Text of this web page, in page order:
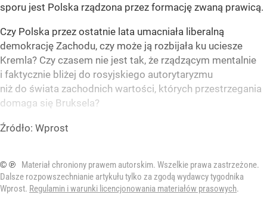
sporu jest Polska rządzona przez formację zwaną prawicą.
Czy Polska przez ostatnie lata umacniała liberalną
demokrację Zachodu, czy może ją rozbijała ku uciesze
Kremla? Czy czasem nie jest tak, że rządzącym mentalnie
i faktycznie bliżej do rosyjskiego autorytaryzmu
niż do świata zachodnich wartości, których przestrzegania
domaga się Bruksela?
Źródło: Wprost
© ℗
Materiał chroniony prawem autorskim. Wszelkie prawa zastrzeżone.
Dalsze rozpowszechnianie artykułu tylko za zgodą wydawcy tygodnika
Wprost. Regulamin i warunki licencjonowania materiałów prasowych.